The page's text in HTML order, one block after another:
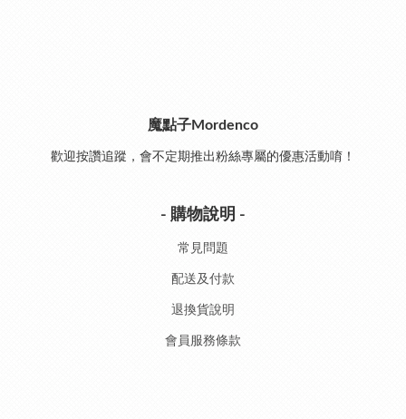
魔點子Mordenco
歡迎按讚追蹤，會不定期推出粉絲專屬的優惠活動唷！
- 購物說明 -
常見問題
配送及付款
退換貨說明
會員服務條款